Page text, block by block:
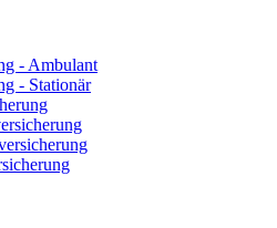
- Ambulant
- Stationär